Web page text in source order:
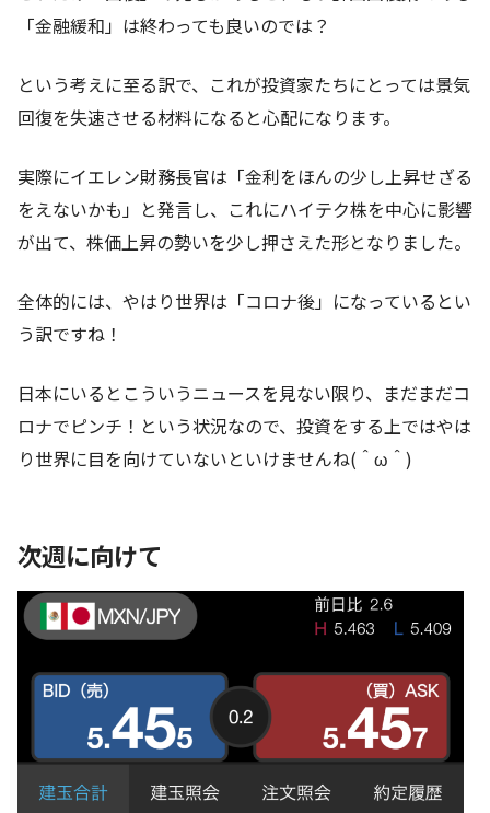
「金融緩和」は終わっても良いのでは？
という考えに至る訳で、これが投資家たちにとっては景気
回復を失速させる材料になると心配になります。
実際にイエレン財務長官は「金利をほんの少し上昇せざる
をえないかも」と発言し、これにハイテク株を中心に影響
が出て、株価上昇の勢いを少し押さえた形となりました。
全体的には、やはり世界は「コロナ後」になっているとい
う訳ですね！
日本にいるとこういうニュースを見ない限り、まだまだコ
ロナでピンチ！という状況なので、投資をする上ではやは
り世界に目を向けていないといけませんね(＾ω＾)
次週に向けて